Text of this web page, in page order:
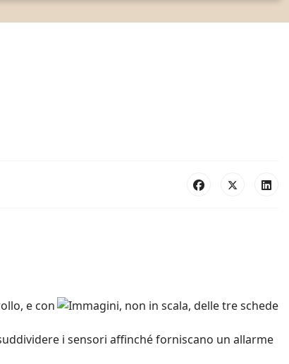
e con
i sensori affinché forniscano un allarme